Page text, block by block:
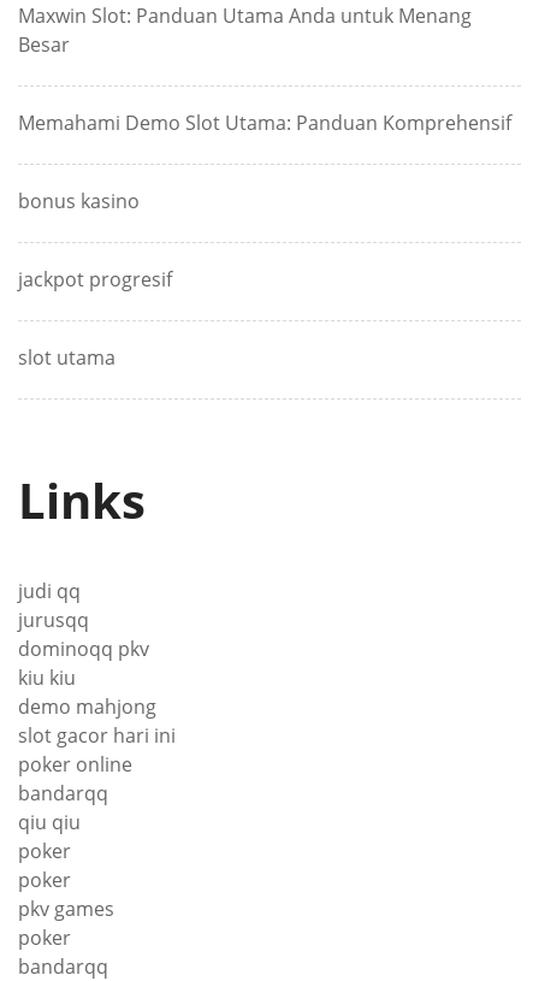
Maxwin Slot: Panduan Utama Anda untuk Menang
Besar
Memahami Demo Slot Utama: Panduan Komprehensif
bonus kasino
jackpot progresif
slot utama
Links
judi qq
jurusqq
dominoqq pkv
kiu kiu
demo mahjong
slot gacor hari ini
poker online
bandarqq
qiu qiu
poker
poker
pkv games
poker
bandarqq